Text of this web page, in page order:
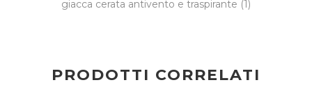
giacca cerata antivento e traspirante (1)
PRODOTTI CORRELATI